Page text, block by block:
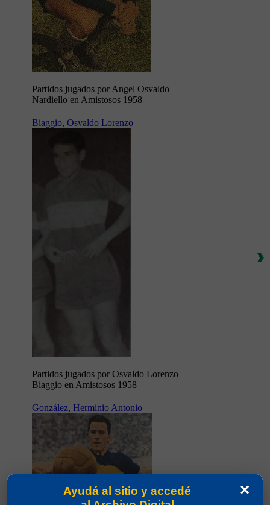
Partidos jugados por Angel Osvaldo
Nardiello en Amistosos 1958
Biaggio, Osvaldo Lorenzo
Partidos jugados por Osvaldo Lorenzo
Biaggio en Amistosos 1958
González, Herminio Antonio
×
Ayudá al sitio y accedé